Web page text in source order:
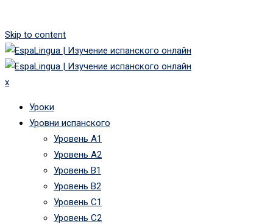
Skip to content
x
Уроки
Уровни испанского
Уровень А1
Уровень А2
Уровень B1
Уровень B2
Уровень C1
Уровень C2